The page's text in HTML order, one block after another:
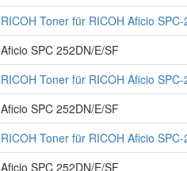
RICOH Toner für RICOH Aficio
Aficio SPC 252DN/E/SF
RICOH Toner für RICOH Aficio
Aficio SPC 252DN/E/SF
RICOH Toner für RICOH Aficio
Aficio SPC 252DN/E/SF